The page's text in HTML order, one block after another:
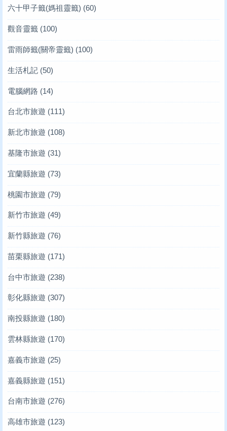
六十甲子籤(媽祖靈籤) (60)
觀音靈籤 (100)
雷雨師籤(關帝靈籤) (100)
生活札記 (50)
電腦網路 (14)
台北市旅遊 (111)
新北市旅遊 (108)
基隆市旅遊 (31)
宜蘭縣旅遊 (73)
桃園市旅遊 (79)
新竹市旅遊 (49)
新竹縣旅遊 (76)
苗栗縣旅遊 (171)
台中市旅遊 (238)
彰化縣旅遊 (307)
南投縣旅遊 (180)
雲林縣旅遊 (170)
嘉義市旅遊 (25)
嘉義縣旅遊 (151)
台南市旅遊 (276)
高雄市旅遊 (123)